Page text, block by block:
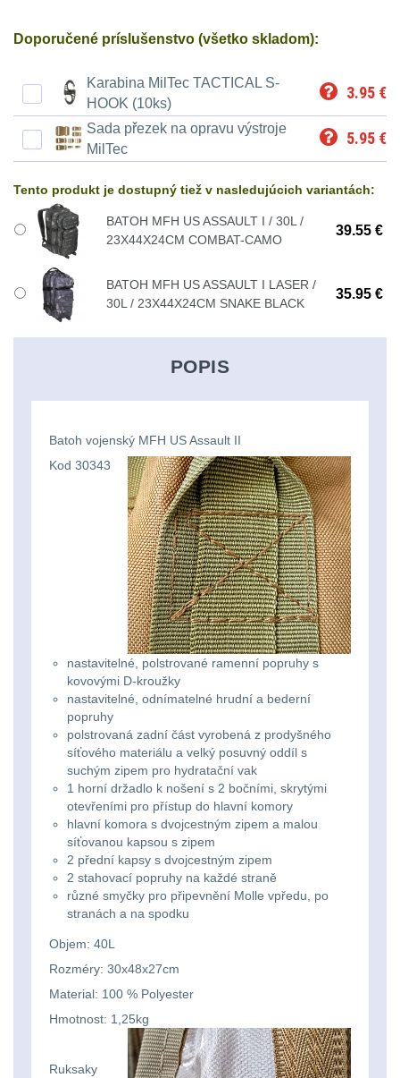
AA/AAA/14500
Li-
Ion
baterie
Svítilny
pro
18650
Svítilny
pro
21700
Svítilny
CR123A
nebo
16340
baterie
Čelové
svetlá
tašky
Přepravne
tašky
na
zbraně
Hydratační
vaky
Pouzdra
a
Doplňky
vzdálenost
Monokuláry
Príslušenstvo
optiku
Lucerny a kempingové
lampy1
Kapesní svítilny4
Policejní svítilny
Vyhledávací svítilny5
Svietidlá s magnetom2
Svietidlá CRI≥901
Laserové značkovače9
34
186501
14500 / AA / AAA
16340 a CR123 1
Nabíjačky9
Náhradné diely7
BATOHY A TAŠKY
Turistické a expediční
Městské batohy41
Batohy216
Doporučené príslušenstvo (všetko skladom):
Karabina MilTec TACTICAL S-
HOOK (10ks)
3.95 €
Sada přezek na opravu výstroje
MilTec
5.95 €
Tento produkt je dostupný tiež v nasledujúcich variantách:
BATOH MFH US ASSAULT I / 30L /
23X44X24CM COMBAT-CAMO
39.55 €
BATOH MFH US ASSAULT I LASER /
30L / 23X44X24CM SNAKE BLACK
35.95 €
POPIS
Batoh vojenský MFH US Assault II
Kod 30343
nastavitelné, polstrované ramenní popruhy s
kovovými D-kroužky
nastavitelné, odnímatelné hrudní a bederní
popruhy
polstrovaná zadní část vyrobená z prodyšného
síťového materiálu a velký posuvný oddíl s
suchým zipem pro hydratační vak
1 horní držadlo k nošení s 2 bočními, skrytými
otevřeními pro přístup do hlavní komory
hlavní komora s dvojcestným zipem a malou
síťovanou kapsou s zipem
2 přední kapsy s dvojcestným zipem
2 stahovací popruhy na každé straně
různé smyčky pro připevnění Molle vpředu, po
stranách a na spodku
Objem: 40L
Rozméry: 30x48x27cm
Material: 100 % Polyester
Hmotnost: 1,25kg
Ruksaky